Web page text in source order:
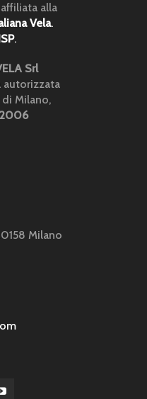
alla
Vela.
.
Srl
autorizzata
Milano,
2006
Milano